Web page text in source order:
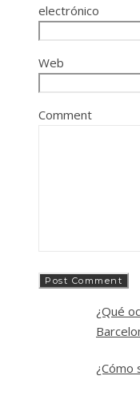
electrónico
Web
Comment
¿Qué
¿Cómo